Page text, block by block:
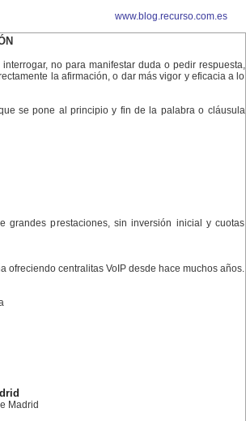
www.blog.recurso.com.es
no para manifestar duda o pedir respuesta,
la afirmación, o dar más vigor y eficacia a lo
se pone al principio y fin de la palabra o cláusula
grandes prestaciones, sin inversión inicial y cuotas
ofreciendo centralitas VoIP desde hace muchos años.
Madrid